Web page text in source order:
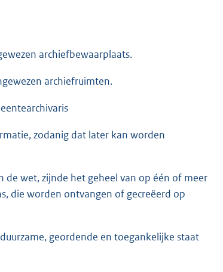
archiefbewaarplaats.
archiefruimten.
zodanig dat later kan worden
de wet, zijnde het geheel van op één of meer
die worden ontvangen of gecreëerd op
geordende en toegankelijke staat